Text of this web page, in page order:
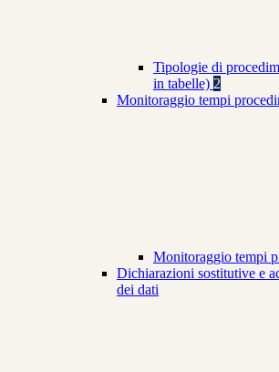
Tipologie di
in tabelle) 2
Monitoraggio tempi
Monitoraggio tempi
Dichiarazioni sostitutive e
dei dati